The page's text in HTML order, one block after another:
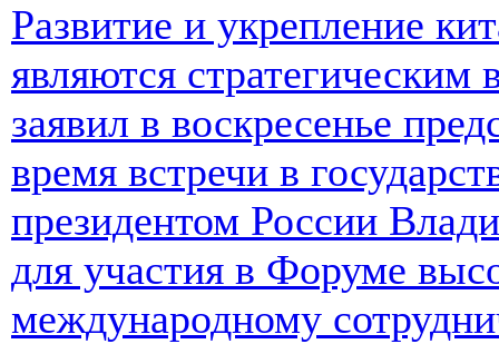
Развитие и укрепление
являются стратегическим
заявил в воскресенье
время встречи в
президентом России
для участия в Форуме
международному